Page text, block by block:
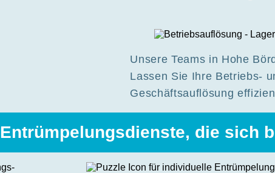
Unsere Teams in Hohe
Lassen Sie Ihre Betriebs-
Geschäftsauflösung
Entrümpelungsdienste, die sich